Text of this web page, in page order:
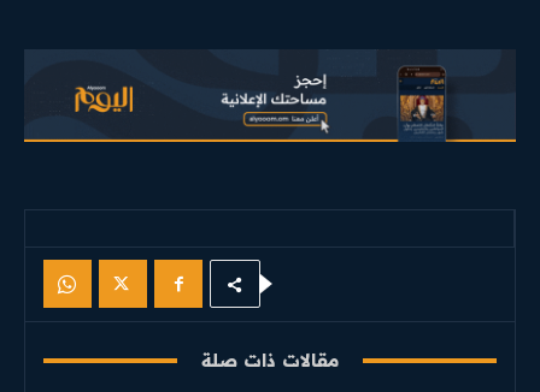
مقالات ذات صلة